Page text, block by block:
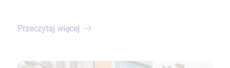
Przeczytaj więcej